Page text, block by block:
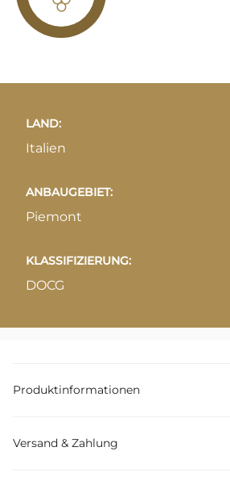
LAND:
Italien
ANBAUGEBIET:
Piemont
KLASSIFIZIERUNG:
DOCG
Produktinformationen
Versand & Zahlung